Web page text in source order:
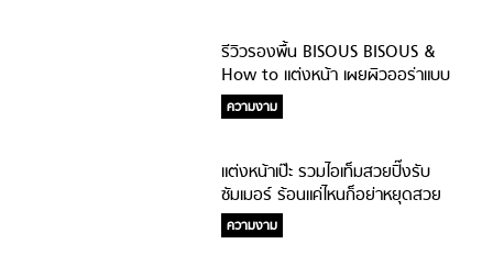
รีวิวรองพื้น BISOUS BISOUS &
How to แต่งหน้า เผยผิวออร่าแบบ
สาวเกาหลี
ความงาม
แต่งหน้าเป๊ะ รวมไอเท็มสวยปิ๊งรับ
ซัมเมอร์ ร้อนแค่ไหนก็อย่าหยุดสวย
ความงาม